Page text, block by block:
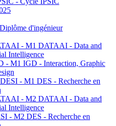
d'ingénieur
- M1 DATAAI - Data and
Intelligence
- M1 IGD - Interaction, Graphic
- M1 DES - Recherche en
- M2 DATAAI - Data and
Intelligence
- M2 DES - Recherche en